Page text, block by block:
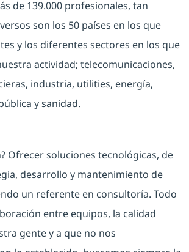
de 139.000 profesionales, tan
son los 50 países en los que
y los diferentes sectores en los que
actividad; telecomunicaciones,
industria, utilities, energía,
y sanidad.
Ofrecer soluciones tecnológicas, de
desarrollo y mantenimiento de
un referente en consultoría. Todo
entre equipos, la calidad
gente y a que no nos